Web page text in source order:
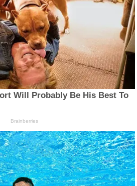
Will Probably Be His Best To
Brainberries